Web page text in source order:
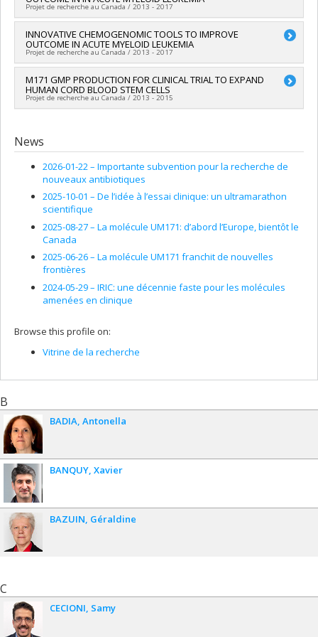
Marinier
Funding sources:Génome Canada , Génome Québec
Grant programs:,
Projet de recherche au Canada / 2013 - 2017
Lead researcher :Guy Sauvageau
Co-researchers : Michel Bouvier,Sébastien Lemieux
Marinier
Frédéric Barabé
Funding sources: Génome Québec
Grant programs:PVXXXXXX-Projets de recherche en
tech.
INNOVATIVE CHEMOGENOMIC TOOLS TO IMPROVE
OUTCOME IN ACUTE MYELOID LEUKEMIA
Projet de recherche au Canada / 2013 - 2017
Lead researcher : Guy Sauvageau
Co-researchers :Michel Bouvier,Sébastien Lemieux
Marinier
Funding sources:
Grant programs:PVXXXXXX-Projets de recherche en
génomique à grande échelle et Plates-formes scientifiques
tech.
M171 GMP PRODUCTION FOR CLINICAL TRIAL TO EXPAND
HUMAN CORD BLOOD STEM CELLS
Projet de recherche au Canada / 2013 - 2015
Funding sources:
économique Canada
Grant programs:
News
2026-01-22 – Importante subvention pour la recherche de
nouveaux antibiotiques
2025-10-01 – De l’idée à l’essai clinique: un ultramarathon
scientifique
2025-08-27 – La molécule UM171: d’abord l’Europe, bientôt le
Canada
2025-06-26 – La molécule UM171 franchit de nouvelles
frontières
2024-05-29 – IRIC: une décennie faste pour les molécules
amenées en clinique
Browse this profile on:
Vitrine de la recherche
B
BADIA Antonella
BANQUY Xavier
BAZUIN Géraldine
C
CECIONI Samy